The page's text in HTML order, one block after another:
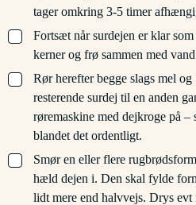
tager omkring 3-5 timer
▢
Fortsæt når surdejen er klar
kerner og frø sammen med
▢
Rør herefter begge slags mel
resterende surdej til en anden
røremaskine med dejkroge på –
blandet det ordentligt.
▢
Smør en eller flere
hæld dejen i. Den skal fylde
lidt mere end halvvejs. Drys evt